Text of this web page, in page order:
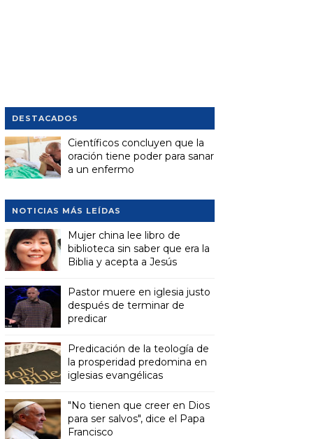
DESTACADOS
Científicos concluyen que la
oración tiene poder para sanar
a un enfermo
NOTICIAS MÁS LEÍDAS
Mujer china lee libro de
biblioteca sin saber que era la
Biblia y acepta a Jesús
Pastor muere en iglesia justo
después de terminar de
predicar
Predicación de la teología de
la prosperidad predomina en
iglesias evangélicas
"No tienen que creer en Dios
para ser salvos", dice el Papa
Francisco